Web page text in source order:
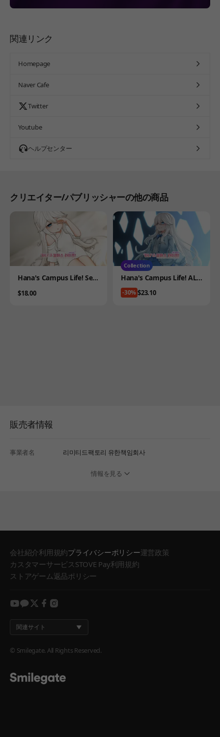
関連リンク
Homepage
Naver Cafe
Twitter
Youtube
ヘルプセンター
クリエイター/パブリッシャーの他の商品
Product
Hana's Campus Life! Secr
Price
$18.00
Collection
Product
Hana's Campus Life! ALL
PASS Collection
-30%Price
$23.10
販売者情報
事業者名 리미티드팩토리 유한책임회사
情報を見る
会社紹介利用規約プライバシーポリシー運営政策
カスタマーサービスSTOVE Pay利用規約
ストアゲーム返品ポリシー
youtube
kakao
twitter
facebook
instagram
関連サイト
© Smilegate. All Rights Reserved.